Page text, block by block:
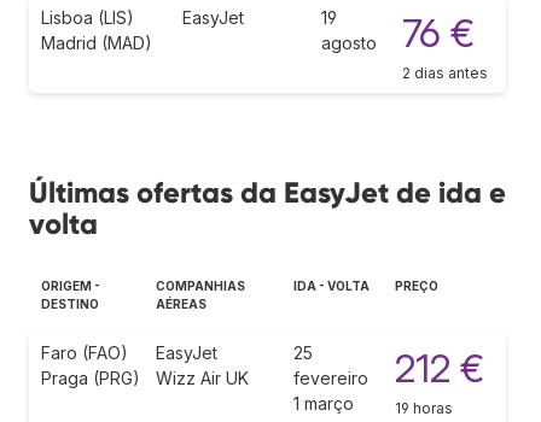
Lisboa (LIS)
Madrid (MAD)
EasyJet
19
agosto
76 €
2 dias antes
Últimas ofertas da EasyJet de ida e
volta
ORIGEM -
DESTINO
COMPANHIAS
AÉREAS
IDA - VOLTA PREÇO
Faro (FAO)
Praga (PRG)
EasyJet
Wizz Air UK
25
fevereiro
1 março
212 €
19 horas